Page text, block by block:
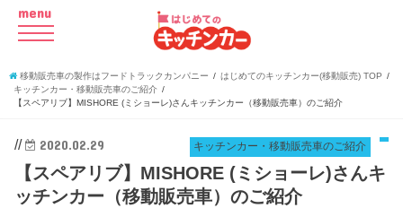
menu
移動販売車の製作はフードトラックカンパニー
はじめてのキッチンカー(移動販売) TOP
キッチンカー・移動販売車のご紹介
【スペアリブ】MISHORE (ミショーレ)さんキッチンカー（移動販売車）のご紹介
// キッチンカー・移動販売車のご紹介
2020.02.29
【スペアリブ】MISHORE (ミショーレ)さんキ
ッチンカー（移動販売車）のご紹介